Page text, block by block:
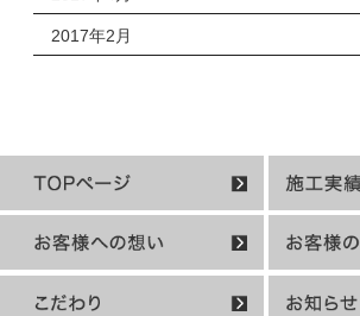
2017年2月